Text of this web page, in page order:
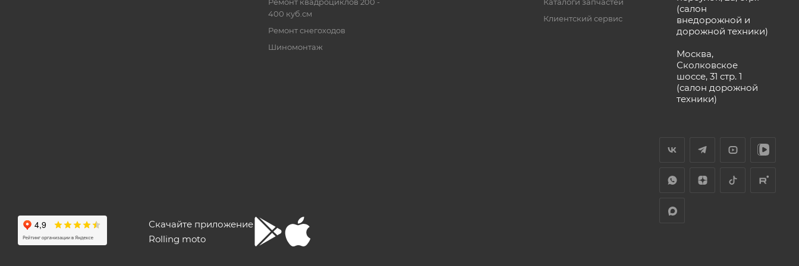
400 куб.см
Ремонт снегоходов
Шиномонтаж
Клиентский сервис
(салон
внедорожной и
дорожной техники)
Москва,
Сколковское
шоссе, 31 стр. 1
(салон дорожной
техники)
Скачайте приложение
Rolling moto